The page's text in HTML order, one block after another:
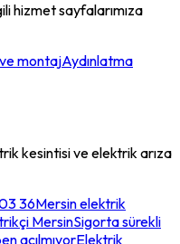
hizmet sayfalarımıza
montajAydınlatma
kesintisi ve elektrik arıza
36Mersin elektrik
MersinSigorta sürekli
açılmıyorElektrik